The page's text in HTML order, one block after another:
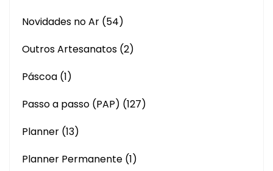
Novidades no Ar (54)
Outros Artesanatos (2)
Páscoa (1)
Passo a passo (PAP) (127)
Planner (13)
Planner Permanente (1)